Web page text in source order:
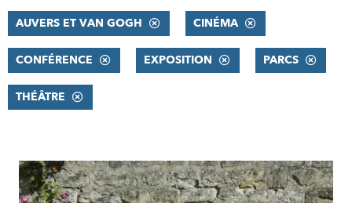
AUVERS ET VAN GOGH CINÉMA
CONFÉRENCE EXPOSITION PARCS
THÉÂTRE
RÉSULTATS